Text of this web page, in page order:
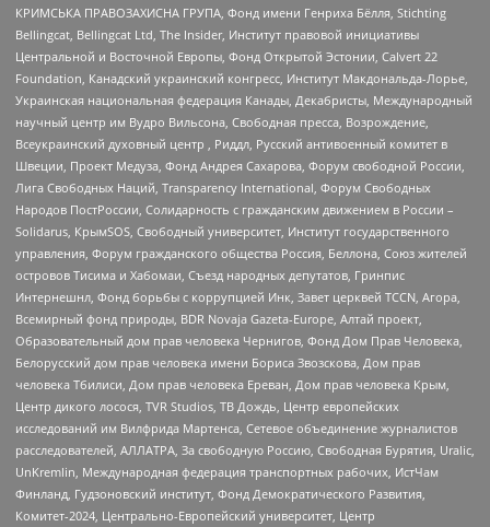
КРИМСЬКА ПРАВОЗАХИСНА ГРУПА, Фонд имени Генриха Бёлля, Stichting
Bellingcat, Bellingcat Ltd, The Insider, Институт правовой инициативы
Центральной и Восточной Европы, Фонд Открытой Эстонии, Calvert 22
Foundation, Канадский украинский конгресс, Институт Макдональда-Лорье,
Украинская национальная федерация Канады, Декабристы, Международный
научный центр им Вудро Вильсона, Свободная пресса, Возрождение,
Всеукраинский духовный центр , Риддл, Русский антивоенный комитет в
Швеции, Проект Медуза, Фонд Андрея Сахарова, Форум свободной России,
Лига Свободных Наций, Transparеncy International, Форум Свободных
Народов ПостРоссии, Солидарность с гражданским движением в России –
Solidarus, КрымSOS, Свободный университет, Институт государственного
управления, Форум гражданского общества Россия, Беллона, Союз жителей
островов Тисима и Хабомаи, Съезд народных депутатов, Гринпис
Интернешнл, Фонд борьбы с коррупцией Инк, Завет церквей TCCN, Агора,
Всемирный фонд природы, BDR Novaja Gazeta-Europe, Алтай проект,
Образовательный дом прав человека Чернигов, Фонд Дом Прав Человека,
Белорусский дом прав человека имени Бориса Звозскова, Дом прав
человека Тбилиси, Дом прав человека Ереван, Дом прав человека Крым,
Центр дикого лосося, TVR Studios, ТВ Дождь, Центр европейских
исследований им Вилфрида Мартенса, Сетевое объединение журналистов
расследователей, АЛЛАТРА, За свободную Россию, Свободная Бурятия, Uralic,
UnKremlin, Международная федерация транспортных рабочих, ИстЧам
Финланд, Гудзоновский институт, Фонд Демократического Развития,
Комитет-2024, Центрально-Европейский университет, Центр